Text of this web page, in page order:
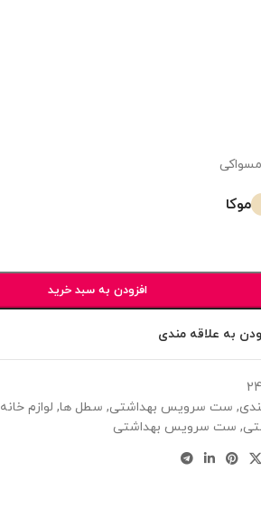
موکا
افزودن به سبد خرید
به علاقه مندی
, ست سرویس بهداشتی, سطل ها, لوازم خانه
, ست سرویس بهداشتی